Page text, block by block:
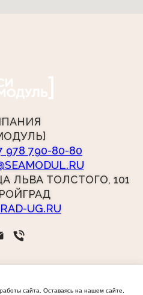
978 790-80-80
ЛЬВА ТОЛСТОГО, 101
UG.RU
сайта. Оставаясь на нашем сайте,